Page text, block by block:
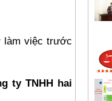
làm việc trước
ty TNHH hai